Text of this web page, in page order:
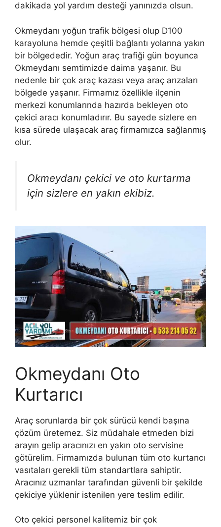
dakikada yol yardım desteği yanınızda olsun.
Okmeydanı yoğun trafik bölgesi olup D100
karayoluna hemde çeşitli bağlantı yolarına yakın
bir bölgededir. Yoğun araç trafiği gün boyunca
Okmeydanı semtimizde daima yaşanır. Bu
nedenle bir çok araç kazası veya araç arızaları
bölgede yaşanır. Firmamız özellikle ilçenin
merkezi konumlarında hazırda bekleyen oto
çekici aracı konumladırır. Bu sayede sizlere en
kısa sürede ulaşacak araç firmamızca sağlanmış
olur.
Okmeydanı çekici ve oto kurtarma
için sizlere en yakın ekibiz.
Okmeydanı Oto
Kurtarıcı
Araç sorunlarda bir çok sürücü kendi başına
çözüm üretemez. Siz müdahale etmeden bizi
arayın gelip aracınızı en yakın oto servisine
götürelim. Firmamızda bulunan tüm oto kurtarıcı
vasıtaları gerekli tüm standartlara sahiptir.
Aracınız uzmanlar tarafından güvenli bir şekilde
çekiciye yüklenir istenilen yere teslim edilir.
Oto çekici personel kalitemiz bir çok